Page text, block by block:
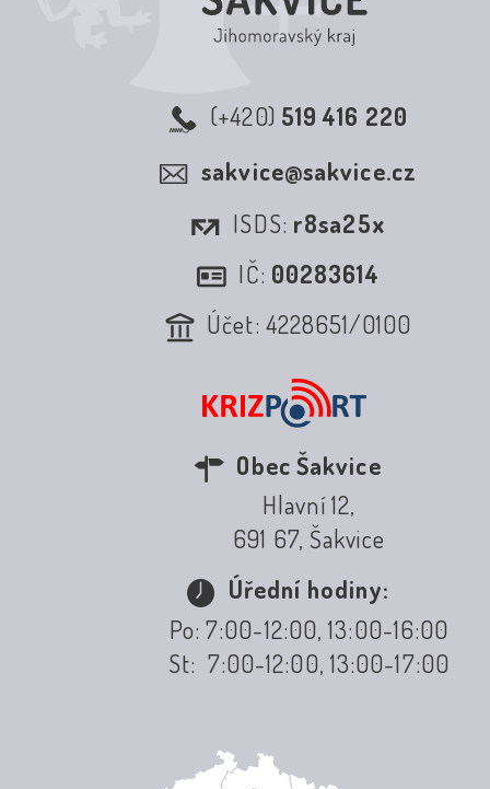
(+420) 519 416 220
sakvice@sakvice.cz
ISDS: r8sa25x
IČ: 00283614
Účet: 4228651/0100
Obec Šakvice
Hlavní 12,
691 67, Šakvice
Úřední hodiny:
Po: 7:00-12:00, 13:00-16:00
St: 7:00-12:00, 13:00-17:00